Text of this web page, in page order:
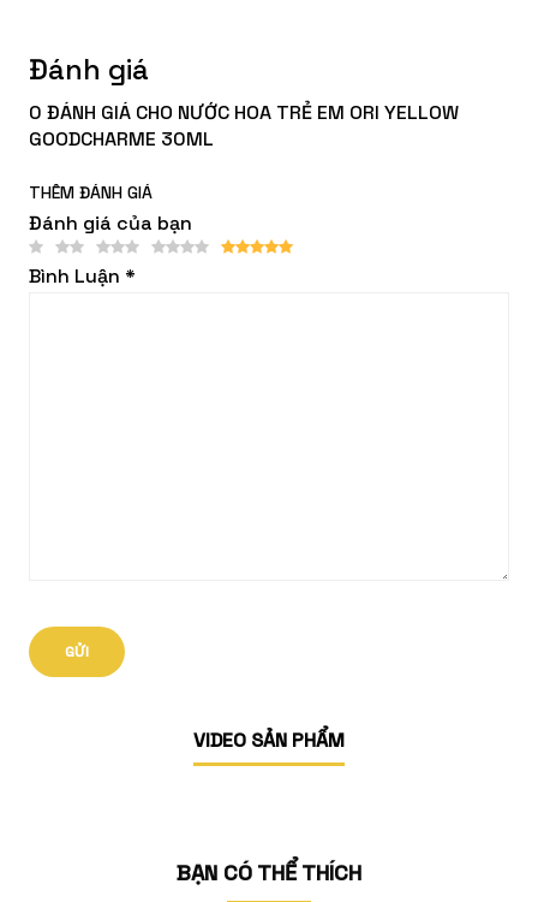
Đánh giá
0 ĐÁNH GIÁ CHO NƯỚC HOA TRẺ EM ORI YELLOW
GOODCHARME 30ML
THÊM ĐÁNH GIÁ
Đánh giá của bạn
Bình Luận *
VIDEO SẢN PHẨM
BẠN CÓ THỂ THÍCH